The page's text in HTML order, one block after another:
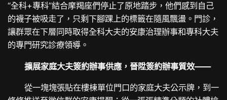
“全科+專科”結合摩羯座們停止了原地踏步，他們感到自己
的襪子被吸走了，只剩下腳踝上的標籤在隨風飄盪。門診，
讓群眾在下層同時取得全科大夫的安康治理辦事和專科大夫
的專門研究診療領導。
擴展家庭大夫簽約辦事供應，晉陞簽約辦事質效——
從一塊塊張貼在樓棟單位門口的家庭大夫公示牌，到一